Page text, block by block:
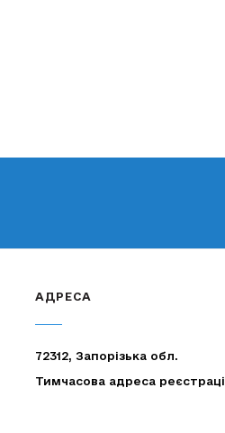
АДРЕСА
72312, Запорізька обл.
Тимчасова адреса